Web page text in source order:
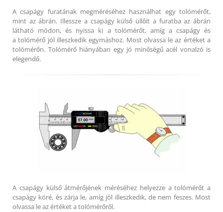
A csapágy furatának megméréséhez használhat egy tolómérőt,
mint az ábrán. Illessze a csapágy külső üllőit a furatba az ábrán
látható módon, és nyissa ki a tolómérőt, amíg a csapágy és
a tolómérő jól illeszkedik egymáshoz. Most olvassa le az értéket a
tolómérőn. Tolómérő hiányában egy jó minőségű acél vonalzó is
elegendő.
A csapágy külső átmérőjének méréséhez helyezze a tolómérőt a
csapágy köré, és zárja le, amíg jól illeszkedik, de nem feszes. Most
olvassa le az értéket a tolómérőről.